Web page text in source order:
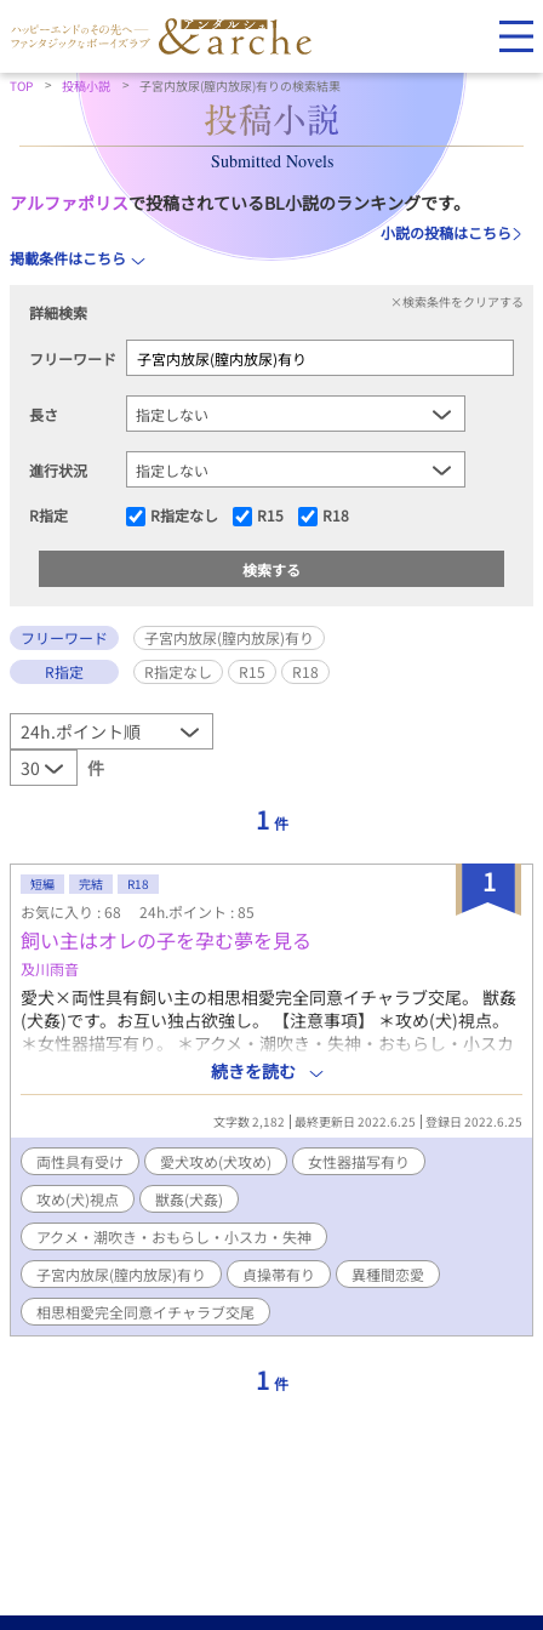
TOP 投稿小説 子宮内放尿(膣内放尿)有りの検索結果
Submitted Novels
アルファポリスで投稿されているBL小説のランキングです。
小説の投稿はこちら
掲載条件はこちら
詳細検索
×検索条件をクリアする
フリーワード
長さ
進行状況
R指定 R指定なし R15 R18
フリーワード
子宮内放尿(膣内放尿)有り
R指定
R指定なし R15 R18
件
1 件
1
短編 完結 R18
お気に入り : 68 24h.ポイント : 85
飼い主はオレの子を孕む夢を見る
及川雨音
愛犬×両性具有飼い主の相思相愛完全同意イチャラブ交尾。 獣姦
(犬姦)です。お互い独占欲強し。 【注意事項】 ＊攻め(犬)視点。
＊女性器描写有り。 ＊アクメ・潮吹き・失神・おもらし・小スカ
有り。 ＊子宮内放尿(膣内放尿)有り。 ＊貞操帯有り。 ＊異種間恋
愛
続きを読む
文字数 2,182 最終更新日 2022.6.25 登録日 2022.6.25
両性具有受け 愛犬攻め(犬攻め)
女性器描写有り
攻め(犬)視点
獣姦(犬姦)
アクメ・潮吹き・おもらし・小スカ・失神
子宮内放尿(膣内放尿)有り
貞操帯有り
異種間恋愛
相思相愛完全同意イチャラブ交尾
1 件